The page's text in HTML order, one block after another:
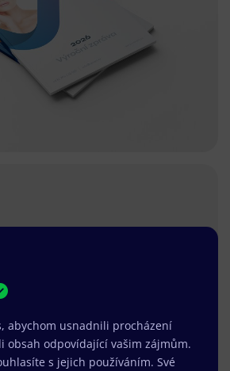
abychom usnadnili procházení
obsah odpovídající vašim zájmům.
s jejich používáním. Své